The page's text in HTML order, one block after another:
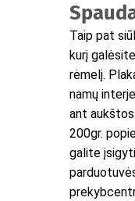
Taip pat
kurį
rėmelį.
namų
ant
200gr.
galite